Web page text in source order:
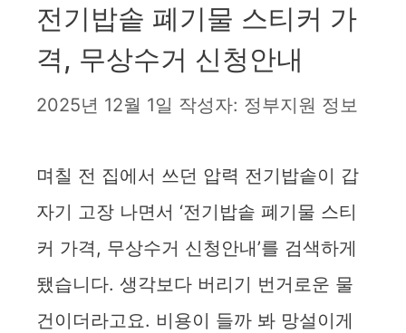
전기밥솥 폐기물 스티커 가
격, 무상수거 신청안내
2025년 12월 1일 작성자: 정부지원 정보
며칠 전 집에서 쓰던 압력 전기밥솥이 갑
자기 고장 나면서 ‘전기밥솥 폐기물 스티
커 가격, 무상수거 신청안내’를 검색하게
됐습니다. 생각보다 버리기 번거로운 물
건이더라고요. 비용이 들까 봐 망설이게